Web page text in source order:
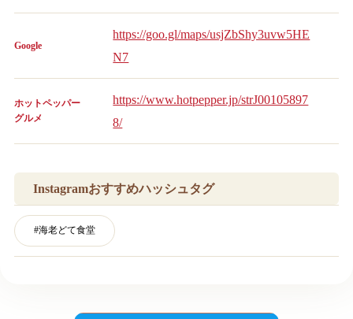
Google
https://goo.gl/maps/usjZbShy3uvw5HE
N7
ホットペッパー
グルメ
https://www.hotpepper.jp/strJ00105897
8/
Instagramおすすめハッシュタグ
#海老どて食堂